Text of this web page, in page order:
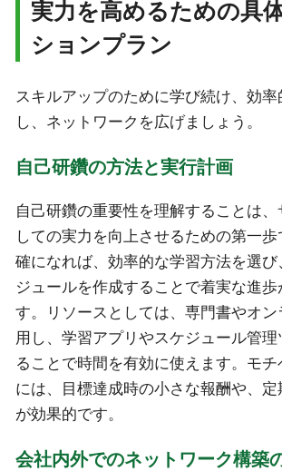
実力を高めるための具
ションプラン
スキルアップのために学び続け、効
し、ネットワークを広げましょう。
自己研鑽の方法と実行計画
自己研鑽の重要性を理解することは、
しての実力を向上させるための第一
確になれば、効率的な学習方法を選
ジュールを作成することで着実な進歩
す。リソースとしては、専門書やオ
用し、学習アプリやスケジュール管
ることで時間を有効に使えます。モ
には、目標達成時の小さな報酬や、
が効果的です。
会社内外でのネットワーク構築